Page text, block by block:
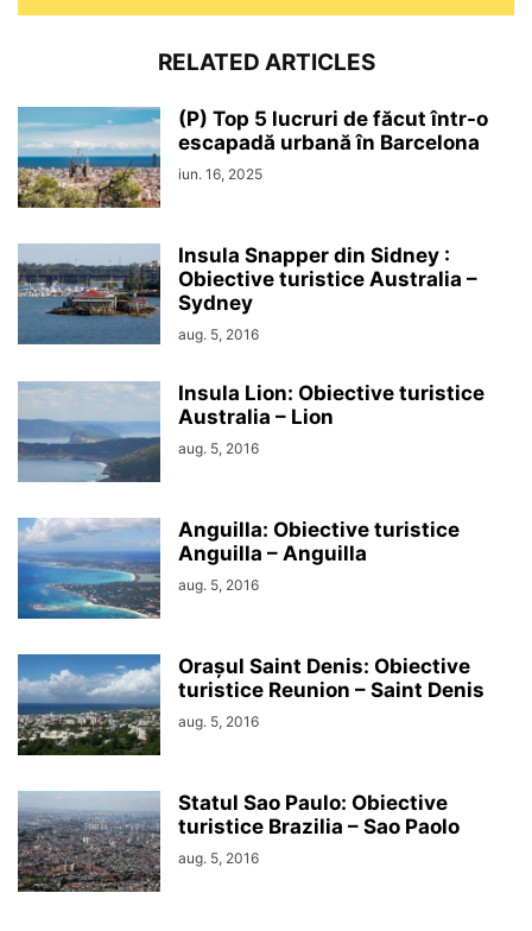
RELATED ARTICLES
(P) Top 5 lucruri de făcut într-o
escapadă urbană în Barcelona
iun. 16, 2025
Insula Snapper din Sidney :
Obiective turistice Australia –
Sydney
aug. 5, 2016
Insula Lion: Obiective turistice
Australia – Lion
aug. 5, 2016
Anguilla: Obiective turistice
Anguilla – Anguilla
aug. 5, 2016
Orașul Saint Denis: Obiective
turistice Reunion – Saint Denis
aug. 5, 2016
Statul Sao Paulo: Obiective
turistice Brazilia – Sao Paolo
aug. 5, 2016